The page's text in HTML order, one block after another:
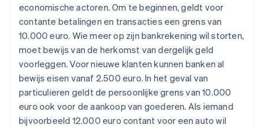
economische actoren. Om te beginnen, geldt voor
contante betalingen en transacties een grens van
10.000 euro. Wie meer op zijn bankrekening wil storten,
moet bewijs van de herkomst van dergelijk geld
voorleggen. Voor nieuwe klanten kunnen banken al
bewijs eisen vanaf 2.500 euro. In het geval van
particulieren geldt de persoonlijke grens van 10.000
euro ook voor de aankoop van goederen. Als iemand
bijvoorbeeld 12.000 euro contant voor een auto wil